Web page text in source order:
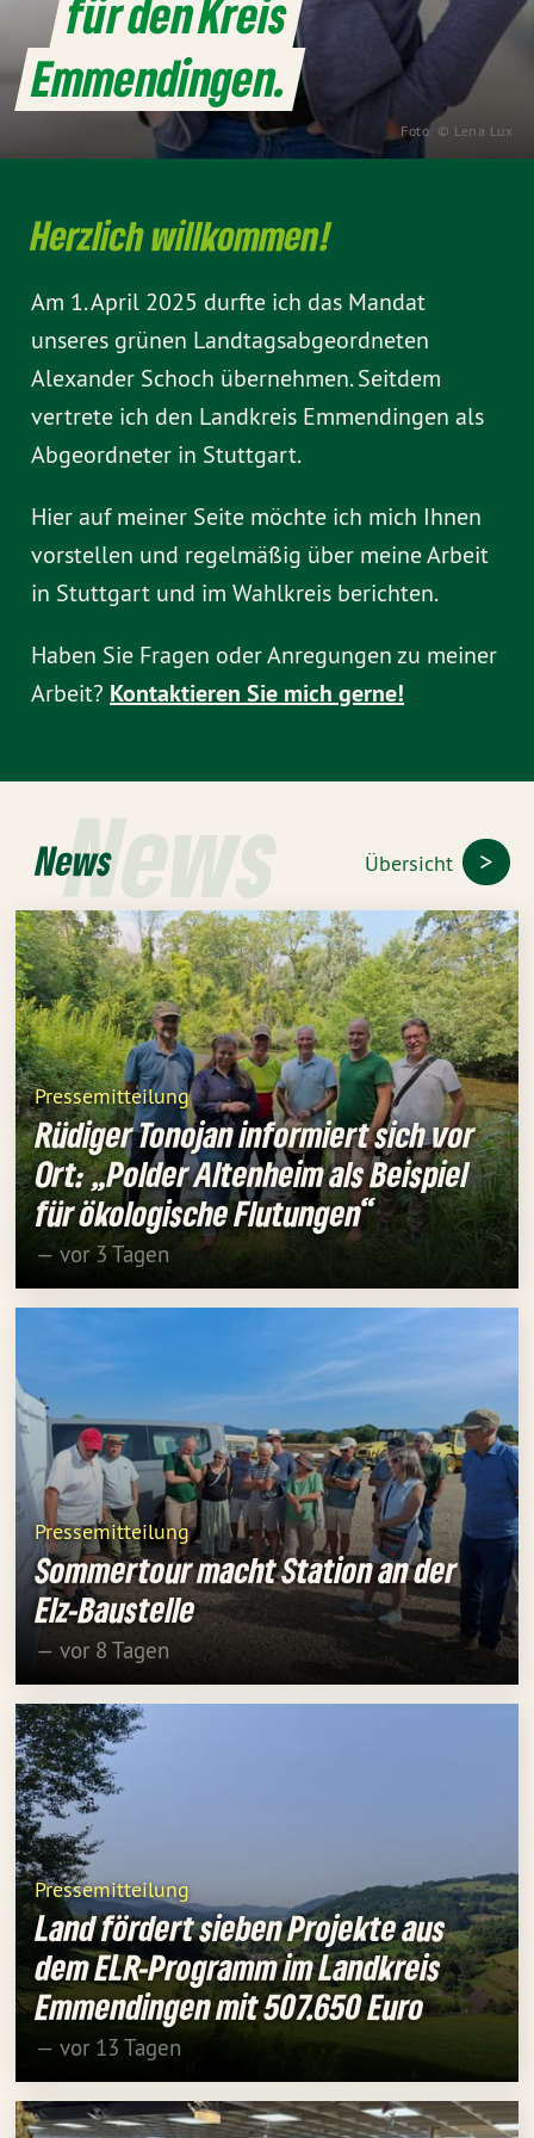
Foto: © Lena Lux
für den Kreis
Emmendingen.
Herzlich willkommen!
Am 1. April 2025 durfte ich das Mandat
unseres grünen Landtagsabgeordneten
Alexander Schoch übernehmen. Seitdem
vertrete ich den Landkreis Emmendingen als
Abgeordneter in Stuttgart.
Hier auf meiner Seite möchte ich mich Ihnen
vorstellen und regelmäßig über meine Arbeit
in Stuttgart und im Wahlkreis berichten.
Haben Sie Fragen oder Anregungen zu meiner
Arbeit? Kontaktieren Sie mich gerne!
News
News Übersicht
Pressemitteilung
Rüdiger Tonojan informiert sich vor
Ort: „Polder Altenheim als Beispiel
für ökologische Flutungen“
— vor 3 Tagen
Pressemitteilung
Sommertour macht Station an der
Elz-Baustelle
— vor 8 Tagen
Pressemitteilung
Land fördert sieben Projekte aus
dem ELR-Programm im Landkreis
Emmendingen mit 507.650 Euro
— vor 13 Tagen